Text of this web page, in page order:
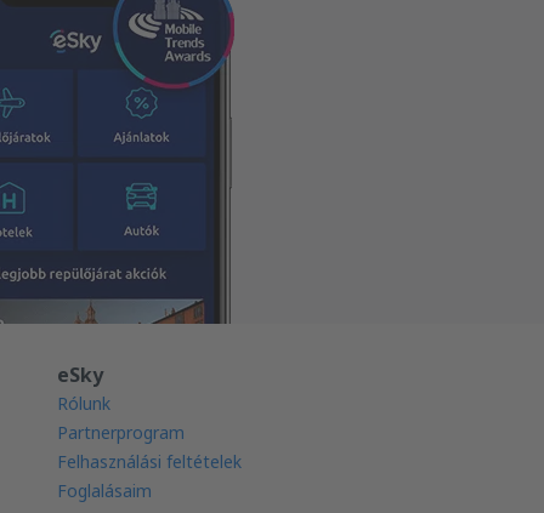
eSky
Rólunk
Partnerprogram
Felhasználási feltételek
Foglalásaim